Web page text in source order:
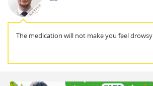
The medication will not make you feel drowsy